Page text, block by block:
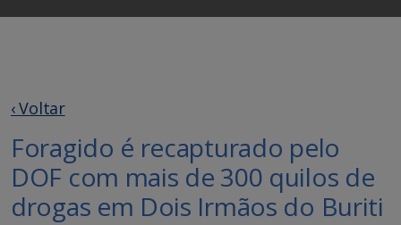
‹ Voltar
Foragido é recapturado pelo
DOF com mais de 300 quilos de
drogas em Dois Irmãos do Buriti